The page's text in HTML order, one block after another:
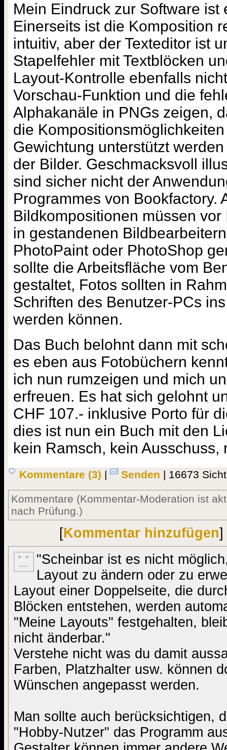
Mein Eindruck zur Software ist
Einerseits ist die Komposition
intuitiv, aber der Texteditor ist
Stapelfehler mit Textblöcken
Layout-Kontrolle ebenfalls
Vorschau-Funktion und die
Alphakanäle in PNGs zeigen,
die
Gewichtung unterstützt
der Bilder. Geschmacksvoll
sind sicher nicht der
Programmes von Bookfactory.
Bildkompositionen müssen
in gestandenen
PhotoPaint oder PhotoShop
sollte die Arbeitsfläche vom
gestaltet, Fotos sollten in
Schriften des Benutzer-PCs
werden können.
Das Buch belohnt dann mit
es eben aus Fotobüchern
ich nun rumzeigen und mich
erfreuen. Es hat sich gelohnt
CHF 107.- inklusive Porto für
dies ist nun ein Buch mit den
kein Ramsch, kein Ausschuss,
Kommentare (3) | Senden | 16673
Kommentare (Kommentar-Moderation ist
nach Prüfung.)
[Kommentar hinzufügen]
"Scheinbar ist es nicht
Layout zu ändern oder zu
Layout einer Doppelseite, die
Blöcken entstehen, werden
"Meine Layouts" festgehalten,
nicht änderbar."
Verstehe nicht was du damit
Farben, Platzhalter usw. können
Wünschen angepasst werden.
Man sollte auch berücksichtigen,
"Hobby-Nutzer" das Programm